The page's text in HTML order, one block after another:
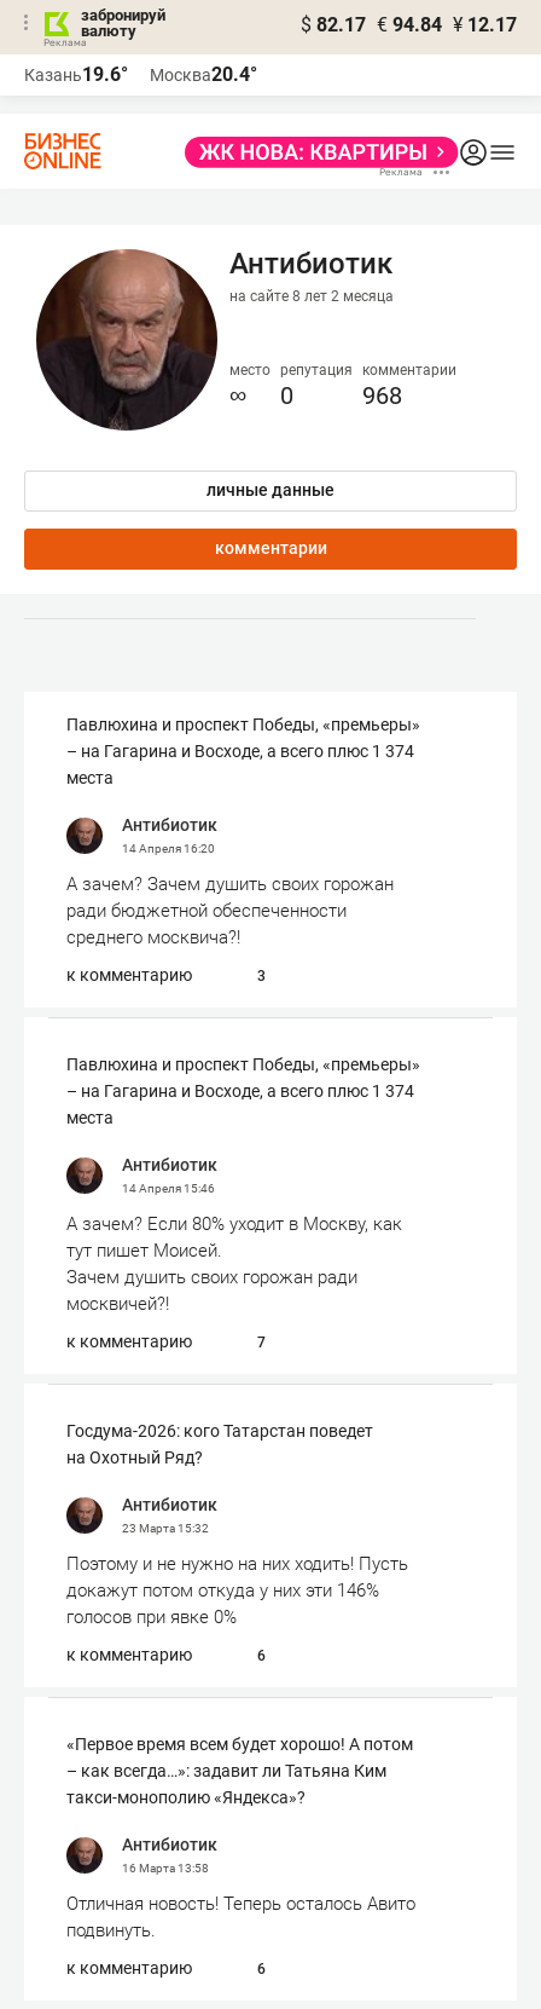
забронируй
валюту
$ 82.17 € 94.84 ¥ 12.17
Казань19.6° Москва20.4°
Антибиотик
на сайте 8 лет 2 месяца
место
∞
репутация
0
комментарии
968
личные данные
комментарии
Павлюхина и проспект Победы, «премьеры»
– на Гагарина и Восходе, а всего плюс 1 374
места
Антибиотик
14 Апреля16:20
А зачем? Зачем душить своих горожан
ради бюджетной обеспеченности
среднего москвича?!
к комментарию 3
Павлюхина и проспект Победы, «премьеры»
– на Гагарина и Восходе, а всего плюс 1 374
места
Антибиотик
14 Апреля15:46
А зачем? Если 80% уходит в Москву, как
тут пишет Моисей.
Зачем душить своих горожан ради
москвичей?!
к комментарию 7
Госдума-2026: кого Татарстан поведет
на Охотный Ряд?
Антибиотик
23 Марта15:32
Поэтому и не нужно на них ходить! Пусть
докажут потом откуда у них эти 146%
голосов при явке 0%
к комментарию 6
«Первое время всем будет хорошо! А потом
– как всегда…»: задавит ли Татьяна Ким
такси-монополию «Яндекса»?
Антибиотик
16 Марта13:58
Отличная новость! Теперь осталось Авито
подвинуть.
к комментарию 6